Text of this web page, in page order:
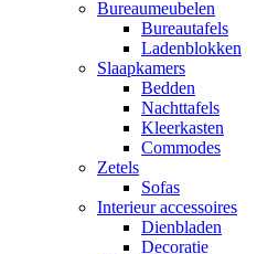
Bureaumeubelen
Bureautafels
Ladenblokken
Slaapkamers
Bedden
Nachttafels
Kleerkasten
Commodes
Zetels
Sofas
Interieur accessoires
Dienbladen
Decoratie